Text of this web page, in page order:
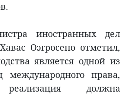
иностранных дел
Оэгросено отметил,
является одной из
международного права,
должна